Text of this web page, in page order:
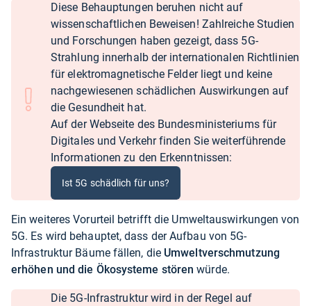
Diese Behauptungen beruhen nicht auf
wissenschaftlichen Beweisen! Zahlreiche Studien
und Forschungen haben gezeigt, dass 5G-
Strahlung innerhalb der internationalen Richtlinien
für elektromagnetische Felder liegt und keine
nachgewiesenen schädlichen Auswirkungen auf
die Gesundheit hat.
Auf der Webseite des Bundesministeriums für
Digitales und Verkehr finden Sie weiterführende
Informationen zu den Erkenntnissen:
Ist 5G schädlich für uns?
Ein weiteres Vorurteil betrifft die Umweltauswirkungen von
5G. Es wird behauptet, dass der Aufbau von 5G-
Infrastruktur Bäume fällen, die Umweltverschmutzung
erhöhen und die Ökosysteme stören würde.
Die 5G-Infrastruktur wird in der Regel auf